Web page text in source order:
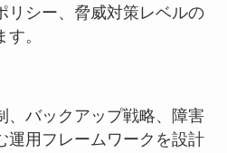
リシー、脅威対策レベルの
。
、バックアップ戦略、障害
運用フレームワークを設計